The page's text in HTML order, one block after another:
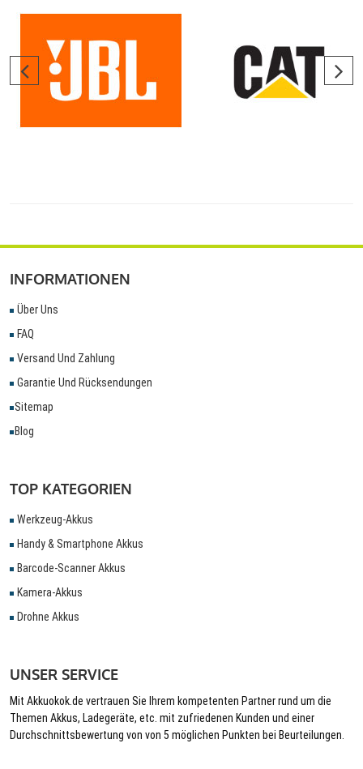
INFORMATIONEN
Über Uns
FAQ
Versand Und Zahlung
Garantie Und Rücksendungen
Sitemap
Blog
TOP KATEGORIEN
Werkzeug-Akkus
Handy & Smartphone Akkus
Barcode-Scanner Akkus
Kamera-Akkus
Drohne Akkus
UNSER SERVICE
Mit Akkuokok.de vertrauen Sie Ihrem kompetenten Partner rund um die
Themen Akkus, Ladegeräte, etc. mit zufriedenen Kunden und einer
Durchschnittsbewertung von von 5 möglichen Punkten bei Beurteilungen.